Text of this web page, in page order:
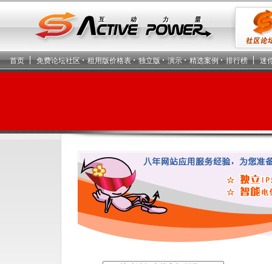
首页 免费论坛社区 租用版价格表 独立版 演示 精选案例 排行榜 迷